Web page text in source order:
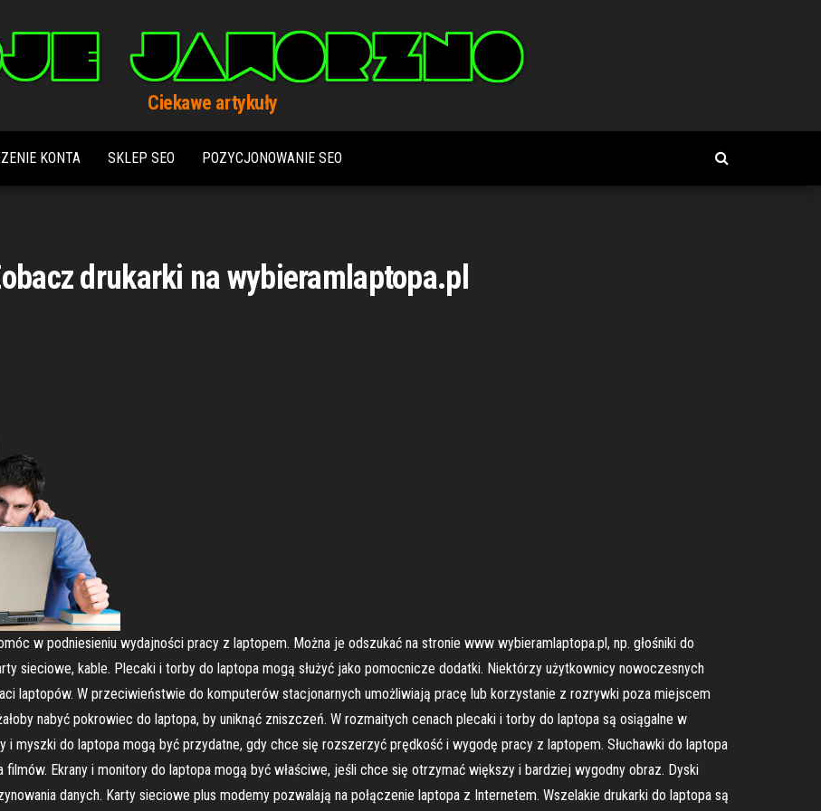
Ciekawe artykuły
KONTA SKLEP SEO POZYCJONOWANIE SEO
drukarki na wybieramlaptopa.pl
w podniesieniu wydajności pracy z laptopem. Można je odszukać na stronie www wybieramlaptopa.pl, np. głośniki do
sieciowe, kable. Plecaki i torby do laptopa mogą służyć jako pomocnicze dodatki. Niektórzy użytkownicy nowoczesnych
laptopów. W przeciwieństwie do komputerów stacjonarnych umożliwiają pracę lub korzystanie z rozrywki poza miejscem
nabyć pokrowiec do laptopa, by uniknąć zniszczeń. W rozmaitych cenach plecaki i torby do laptopa są osiągalne w
i myszki do laptopa mogą być przydatne, gdy chce się rozszerzyć prędkość i wygodę pracy z laptopem. Słuchawki do laptopa
filmów. Ekrany i monitory do laptopa mogą być właściwe, jeśli chce się otrzymać większy i bardziej wygodny obraz. Dyski
danych. Karty sieciowe plus modemy pozwalają na połączenie laptopa z Internetem. Wszelakie drukarki do laptopa są